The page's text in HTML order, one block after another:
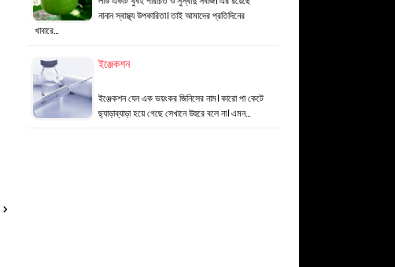
নানান স্বাস্থ্য উপকারিতা। তাই আমাদের প্রতিদিনের
খাবারে…
ইঞ্জেকশন
ইঞ্জেকশন যেন এক ভয়ংকর জিনিসের নাম। কারো পা কেটে
ছ্যাড়াব্যাড়া হয়ে গেছে সেখানে উহুরে বলে না। এমন…